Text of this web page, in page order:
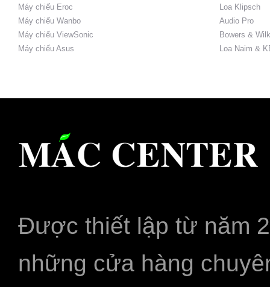
Máy chiếu Eroc
Máy chiếu Wanbo
Máy chiếu ViewSonic
Máy chiếu Asus
Loa Klipsch
Audio Pro
Bowers &
Loa Naim &
Được thiết lập từ năm
những cửa hàng